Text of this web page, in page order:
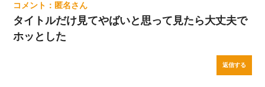
匿名
タイトルだけ見てやばいと思って見たら大丈夫で
ホッとした
返信する